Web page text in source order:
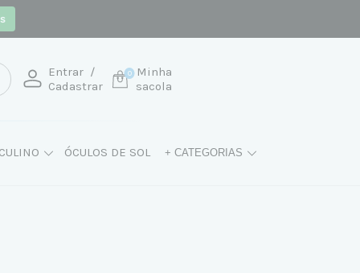
Entrar /
Cadastrar
Minha
sacola
0
ÓCULOS DE SOL + CATEGORIAS